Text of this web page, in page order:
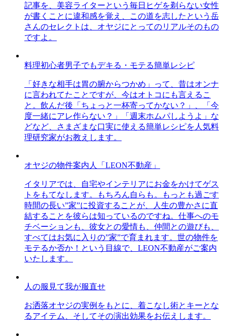
記事を、美容ライターという毎日ヒゲを剃らない女性
が書くことに違和感を覚え、この道を志したという岳
さんのセレクトは、オヤジにとってのリアルそのもの
ですよ。
料理初心者男子でもデキる・モテる簡単レシピ
「好きな相手は胃の腑からつかめ」って、昔はオンナ
に言われてたことですが、今はオトコにも言えるこ
と。飲んだ後「ちょっと一杯寄ってかない？」、「今
度一緒にアレ作らない？」「週末ホムパしようよ」な
どなど、さまざまな口実に使える簡単レシピを人気料
理研究家がお教えします。
オヤジの物件案内人「LEON不動産」
イタリアでは、自宅やインテリアにお金をかけてゲス
トをもてなします。もちろん自らも。もっとも過ごす
時間の長い”家”に投資することが、人生の豊かさに直
結することを彼らは知っているのですね。仕事へのモ
チベーションも、彼女との愛情も、仲間との遊びも、
すべてはお気に入りの”家”で育まれます。世の物件を
モテるか否か！という目線で、LEON不動産がご案内
いたします。
人の服見て我が服直せ
お洒落オヤジの実例をもとに、着こなし術とキーとな
るアイテム、そしてその演出効果をお伝えします。